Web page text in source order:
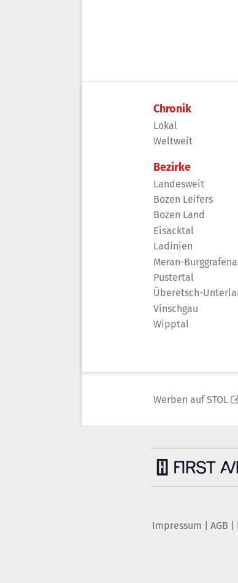
Chronik
Lokal
Weltweit
Bezirke
Landesweit
Bozen Leifers
Bozen Land
Eisacktal
Ladinien
Meran-
Pustertal
Überetsch-
Vinschgau
Wipptal
Werben auf STOL
Impressum AGB